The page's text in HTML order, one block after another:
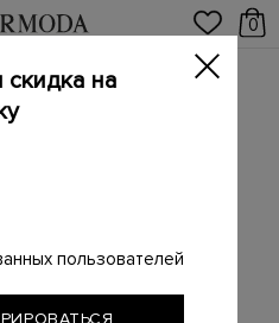
0
на
пользователей